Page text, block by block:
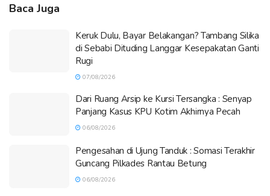
Baca Juga
Keruk Dulu, Bayar Belakangan? Tambang Silika
di Sebabi Dituding Langgar Kesepakatan Ganti
Rugi
07/08/2026
Dari Ruang Arsip ke Kursi Tersangka : Senyap
Panjang Kasus KPU Kotim Akhirnya Pecah
06/08/2026
Pengesahan di Ujung Tanduk : Somasi Terakhir
Guncang Pilkades Rantau Betung
06/08/2026